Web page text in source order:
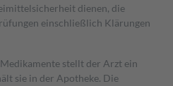
dienen, die
einschließlich Klärungen
stellt der Arzt ein
sie in der Apotheke. Die